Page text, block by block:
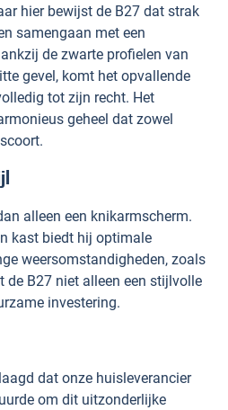
hier bewijst de B27 dat strak
samengaan met een
de zwarte profielen van
gevel, komt het opvallende
tot zijn recht. Het
geheel dat zowel
alleen een knikarmscherm.
kast biedt hij optimale
weersomstandigheden, zoals
de B27 niet alleen een stijlvolle
investering.
dat onze huisleverancier
om dit uitzonderlijke